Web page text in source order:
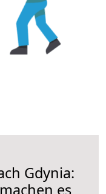
Gdynia:
es